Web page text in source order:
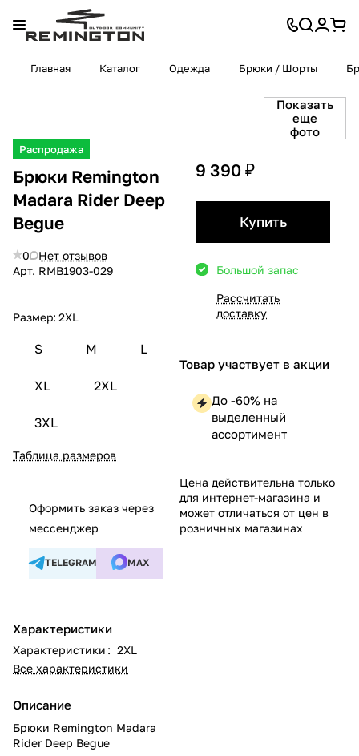
Главная Каталог Одежда Брюки / Шорты
Показать
еще
фото
Распродажа
Брюки Remington
Madara Rider Deep
Begue
0
Нет отзывов
Арт. RMВ1903-029
Размер: 2XL
S M L
XL 2XL
3XL
Таблица размеров
Оформить заказ через
мессенджер
TELEGRAM MAX
Характеристики
Характеристики : 2XL
Все характеристики
Описание
Брюки Remington Madara
Rider Deep Begue
9 390 ₽
Купить
Большой запас
Рассчитать
доставку
Товар участвует в акции
До -60% на
выделенный
ассортимент
Цена действительна только
для интернет-магазина и
может отличаться от цен в
розничных магазинах